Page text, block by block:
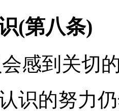
(第八条)
感到关切
识的努力